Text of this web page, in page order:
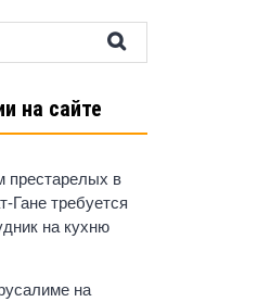
на сайте
престарелых в
Гане требуется
на кухню
на